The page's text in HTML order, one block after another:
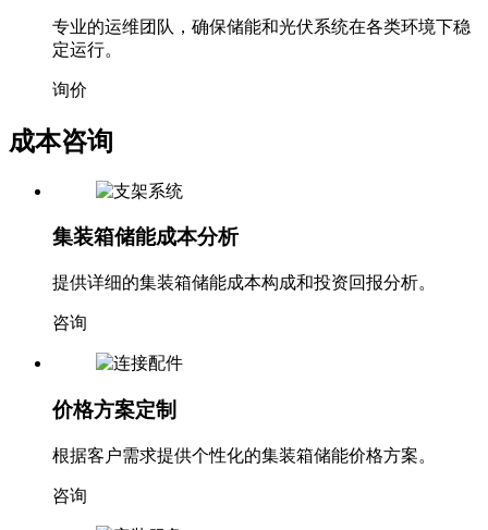
定运行。
询价
集装箱储能成本分析
提供详细的集装箱储能成本构成和投资回报分析。
咨询
价格方案定制
根据客户需求提供个性化的集装箱储能价格方案。
咨询